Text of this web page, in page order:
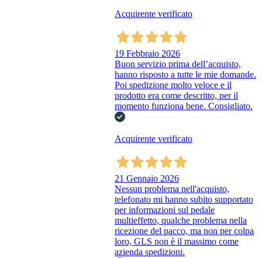
Acquirente verificato
19 Febbraio 2026
Buon servizio prima dell’acquisto,
hanno risposto a tutte le mie domande.
Poi spedizione molto veloce e il
prodotto era come descritto, per il
momento funziona bene. Consigliato.
Acquirente verificato
21 Gennaio 2026
Nessun problema nell'acquisto,
telefonato mi hanno subito supportato
per informazioni sul pedale
multieffetto, qualche problema nella
ricezione del pacco, ma non per colpa
loro, GLS non è il massimo come
azienda spedizioni.